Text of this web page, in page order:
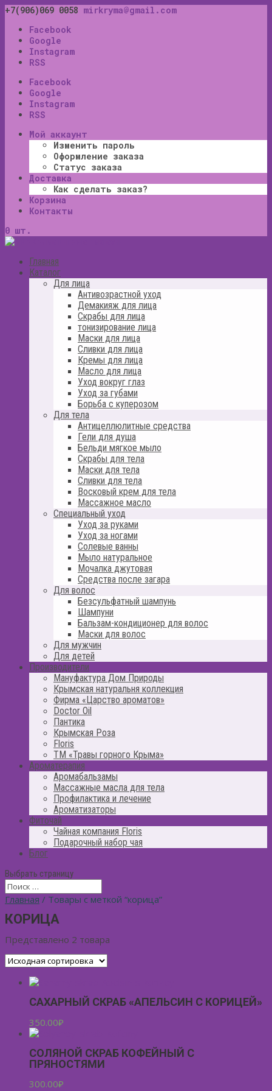
+7(906)069 0058 mirkryma@gmail.com
Facebook
Google
Instagram
RSS
Facebook
Google
Instagram
RSS
Мой аккаунт
Изменить пароль
Оформление заказа
Статус заказа
Доставка
Как сделать заказ?
Корзина
Контакты
0 шт.
Главная
Каталог
Для лица
Антивозрастной уход
Демакияж для лица
Скрабы для лица
тонизирование лица
Маски для лица
Сливки для лица
Кремы для лица
Масло для лица
Уход вокруг глаз
Уход за губами
Борьба с куперозом
Для тела
Антицеллюлитные средства
Гели для душа
Бельди мягкое мыло
Скрабы для тела
Маски для тела
Сливки для тела
Восковый крем для тела
Массажное масло
Специальный уход
Уход за руками
Уход за ногами
Солевые ванны
Мыло натуральное
Мочалка джутовая
Средства после загара
Для волос
Безсульфатный шампунь
Шампуни
Бальзам-кондиционер для волос
Маски для волос
Для мужчин
Для детей
Производители
Мануфактура Дом Природы
Крымская натуральня коллекция
Фирма «Царство ароматов»
Doctor Oil
Пантика
Крымская Роза
Floris
ТМ «Травы горного Крыма»
Ароматерапия
Аромабальзамы
Массажные масла для тела
Профилактика и лечение
Ароматизаторы
Фиточай
Чайная компания Floris
Подарочный набор чая
Блог
Выбрать страницу
Главная / Товары с меткой “корица”
КОРИЦА
Представлено 2 товара
САХАРНЫЙ СКРАБ «АПЕЛЬСИН С КОРИЦЕЙ»
350.00₽
СОЛЯНОЙ СКРАБ КОФЕЙНЫЙ С
ПРЯНОСТЯМИ
300.00₽